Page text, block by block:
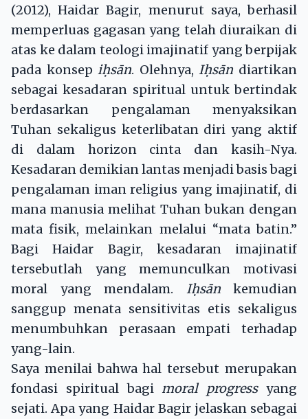
(2012), Haidar Bagir, menurut saya, berhasil
memperluas gagasan yang telah diuraikan di
atas ke dalam teologi imajinatif yang berpijak
pada konsepiḥsān. Olehnya,Iḥsān diartikan
sebagai kesadaran spiritual untuk bertindak
berdasarkan pengalaman menyaksikan
Tuhan sekaligus keterlibatan diri yang aktif
di dalam horizon cinta dan kasih-Nya.
Kesadaran demikian lantas menjadi basis bagi
pengalaman iman religius yang imajinatif, di
mana manusia melihat Tuhan bukan dengan
mata fisik, melainkan melalui “mata batin.”
Bagi Haidar Bagir, kesadaran imajinatif
tersebutlah yang memunculkan motivasi
moral yang mendalam. Iḥsānkemudian
sanggup menata sensitivitas etis sekaligus
menumbuhkan perasaan empati terhadap
yang-lain.
Saya menilai bahwa hal tersebut merupakan
fondasi spiritual bagi moral progressyang
sejati. Apa yang Haidar Bagir jelaskan sebagai